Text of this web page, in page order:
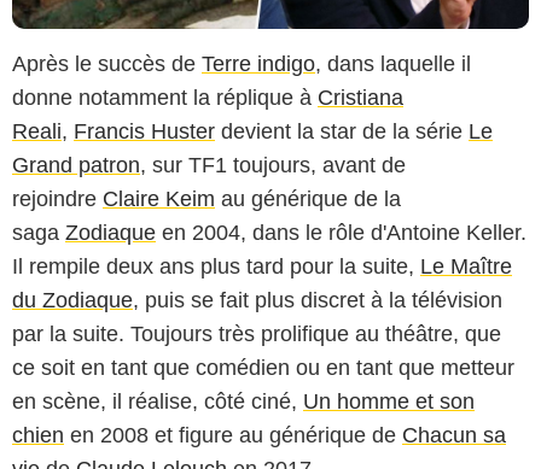
Après le succès de Terre indigo, dans laquelle il
donne notamment la réplique à Cristiana
Reali, Francis Huster devient la star de la série Le
Grand patron, sur TF1 toujours, avant de
rejoindre Claire Keim au générique de la
saga Zodiaque en 2004, dans le rôle d'Antoine Keller.
Il rempile deux ans plus tard pour la suite, Le Maître
du Zodiaque, puis se fait plus discret à la télévision
par la suite. Toujours très prolifique au théâtre, que
ce soit en tant que comédien ou en tant que metteur
en scène, il réalise, côté ciné, Un homme et son
chien en 2008 et figure au générique de Chacun sa